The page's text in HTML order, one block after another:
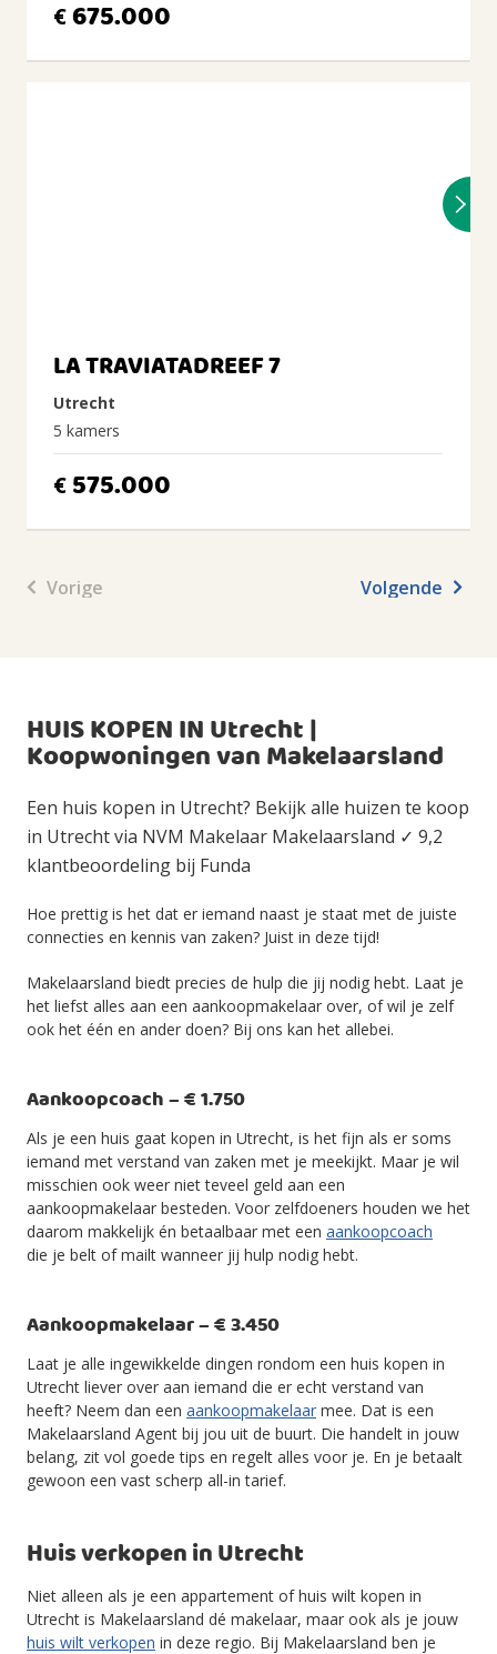
€675.000
LA TRAVIATADREEF 7
Utrecht
5 kamers
€ 575.000
Vorige Volgende
HUIS KOPEN IN Utrecht |
Koopwoningen van Makelaarsland
Een huis kopen in Utrecht? Bekijk alle huizen te koop
in Utrecht via NVM Makelaar Makelaarsland ✓ 9,2
klantbeoordeling bij Funda
Hoe prettig is het dat er iemand naast je staat met de juiste
connecties en kennis van zaken? Juist in deze tijd!
Makelaarsland biedt precies de hulp die jij nodig hebt. Laat je
het liefst alles aan een aankoopmakelaar over, of wil je zelf
ook het één en ander doen? Bij ons kan het allebei.
Aankoopcoach – € 1.750
Als je een huis gaat kopen in Utrecht, is het fijn als er soms
iemand met verstand van zaken met je meekijkt. Maar je wil
misschien ook weer niet teveel geld aan een
aankoopmakelaar besteden. Voor zelfdoeners houden we het
daarom makkelijk én betaalbaar met een aankoopcoach
die je belt of mailt wanneer jij hulp nodig hebt.
Aankoopmakelaar – € 3.450
Laat je alle ingewikkelde dingen rondom een huis kopen in
Utrecht liever over aan iemand die er echt verstand van
heeft? Neem dan een aankoopmakelaar mee. Dat is een
Makelaarsland Agent bij jou uit de buurt. Die handelt in jouw
belang, zit vol goede tips en regelt alles voor je. En je betaalt
gewoon een vast scherp all-in tarief.
Huis verkopen in Utrecht
Niet alleen als je een appartement of huis wilt kopen in
Utrecht is Makelaarsland dé makelaar, maar ook als je jouw
huis wilt verkopen in deze regio. Bij Makelaarsland ben je